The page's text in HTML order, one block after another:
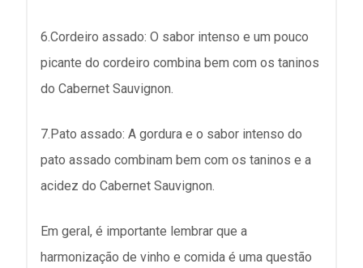
6.Cordeiro assado: O sabor intenso e um pouco
picante do cordeiro combina bem com os taninos
do Cabernet Sauvignon.
7.Pato assado: A gordura e o sabor intenso do
pato assado combinam bem com os taninos e a
acidez do Cabernet Sauvignon.
Em geral, é importante lembrar que a
harmonização de vinho e comida é uma questão